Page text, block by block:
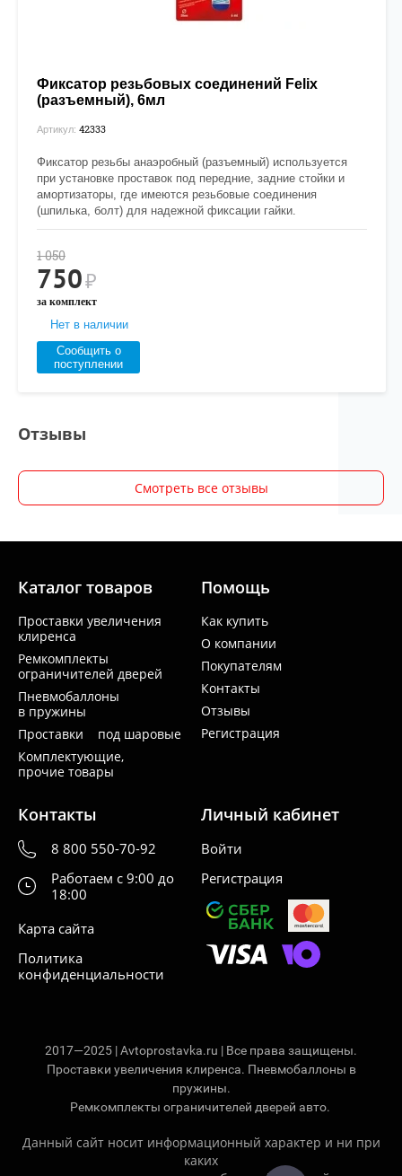
Фиксатор резьбовых соединений Felix
(разъемный), 6мл
Артикул: 42333
Фиксатор резьбы анаэробный (разъемный) используется
при установке проставок под передние, задние стойки и
амортизаторы, где имеются резьбовые соединения
(шпилька, болт) для надежной фиксации гайки.
1 050
750₽
за комплект
Нет в наличии
Сообщить о
поступлении
Отзывы
Смотреть все отзывы
Каталог товаров
Проставки увеличения
клиренса
Ремкомплекты
ограничителей дверей
Пневмобаллоны
в пружины
Проставки под шаровые
Комплектующие,
прочие товары
Помощь
Как купить
О компании
Покупателям
Контакты
Отзывы
Регистрация
Контакты
8 800 550-70-92
Работаем с 9:00 до
18:00
Карта сайта
Политика
конфиденциальности
Личный кабинет
Войти
Регистрация
2017—2025 | Avtoprostavka.ru | Все права защищены.
Проставки увеличения клиренса. Пневмобаллоны в
пружины.
Ремкомплекты ограничителей дверей авто.
Данный сайт носит информационный характер и ни при
каких